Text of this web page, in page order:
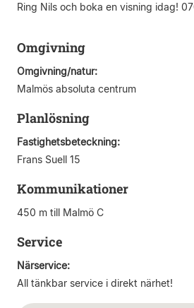
Ring Nils och boka en visning idag!
Omgivning
Omgivning/natur:
Malmös absoluta centrum
Planlösning
Fastighetsbeteckning:
Frans Suell 15
Kommunikationer
450 m till Malmö C
Service
Närservice:
All tänkbar service i direkt närhet!